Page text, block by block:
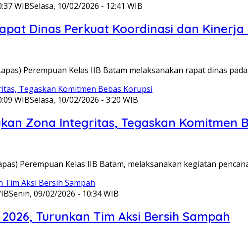
WIBSelasa, 10/02/2026 - 12:41 WIB
Dinas Perkuat Koordinasi dan Kinerja
Perempuan Kelas IIB Batam melaksanakan rapat dinas
WIBSelasa, 10/02/2026 - 3:20 WIB
Zona Integritas, Tegaskan Komitmen
Perempuan Kelas IIB Batam, melaksanakan kegiatan
Senin, 09/02/2026 - 10:34 WIB
Turunkan Tim Aksi Bersih Sampah